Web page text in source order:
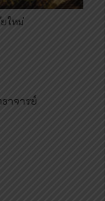
ใหม่​
าจารย์